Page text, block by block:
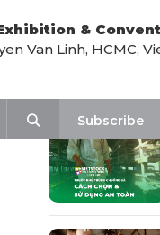
&
Van Linh, HCMC,
Subscribe